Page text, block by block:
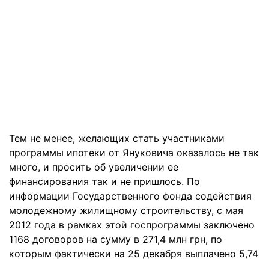
Тем не менее, желающих стать участниками
программы ипотеки от Януковича оказалось не так
много, и просить об увеличении ее
финансирования так и не пришлось. По
информации Государственного фонда содействия
молодежному жилищному строительству, с мая
2012 года в рамках этой госпрограммы заключено
1168 договоров на сумму в 271,4 млн грн, по
которым фактически на 25 декабря выплачено 5,74